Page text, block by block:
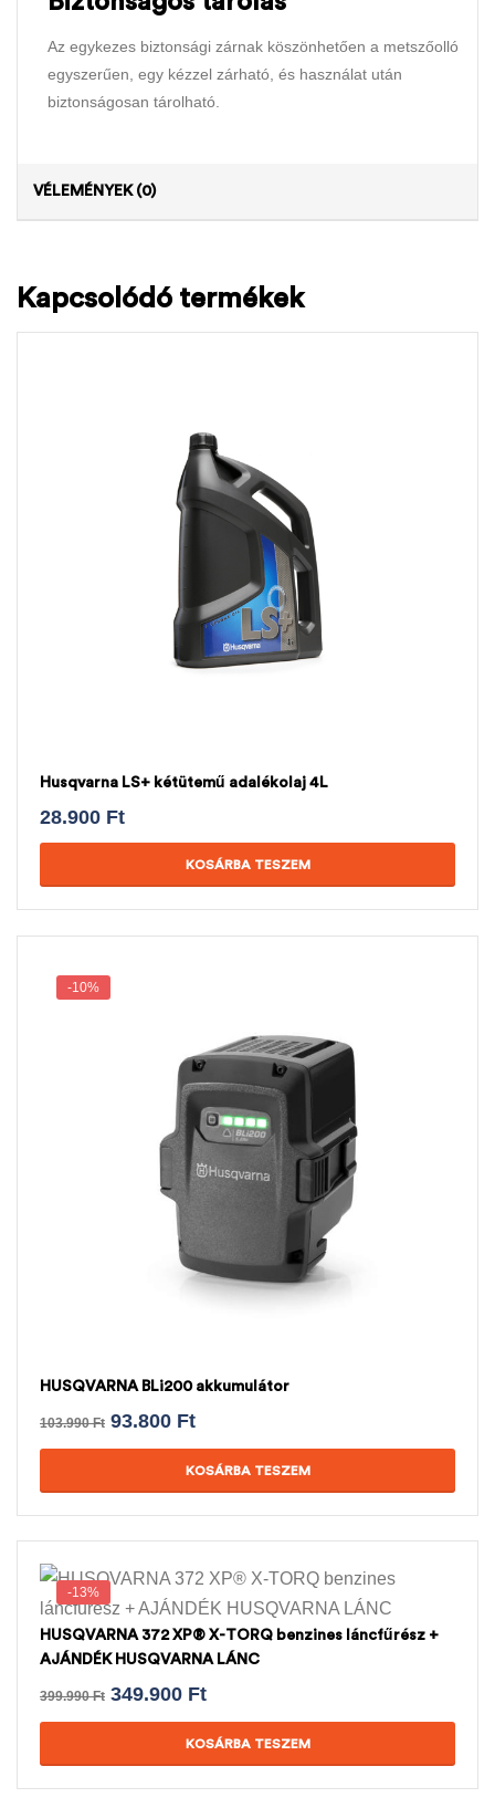
Az egykezes biztonsági zárnak köszönhetően a metszőolló
egyszerűen, egy kézzel zárható, és használat után
biztonságosan tárolható.
VÉLEMÉNYEK (0)
Kapcsolódó termékek
Husqvarna LS+ kétütemű adalékolaj 4L
28.900 Ft
KOSÁRBA TESZEM
-10%
HUSQVARNA BLi200 akkumulátor
103.990Ft 93.800 Ft
KOSÁRBA TESZEM
-13%
HUSQVARNA 372 XP® X-TORQ benzines láncfűrész +
AJÁNDÉK HUSQVARNA LÁNC
399.990Ft 349.900 Ft
KOSÁRBA TESZEM